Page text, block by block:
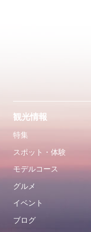
観光情報
特集
スポット・体験
モデルコース
グルメ
イベント
ブログ